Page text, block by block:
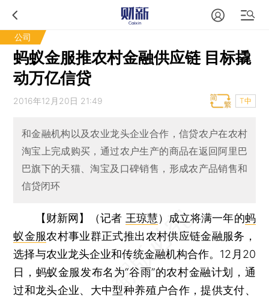
公司
蚂蚁金服推农村金融供应链 目标撬
动万亿信贷
2016年12月20日 21:49 T中
和金融机构以及农业龙头企业合作，信贷农户在农村
淘宝上完成购买，通过农户生产的商品在返回阿里巴
巴旗下的天猫、淘宝及口碑销售，形成农产品销售和
信贷闭环
【财新网】（记者 王琼慧） 成立将满一年的蚂
蚁金服农村事业群正式推出农村供应链金融服务，
选择与农业龙头企业和传统金融机构合作。12月20
日，蚂蚁金服发布名为“谷雨”的农村金融计划，通
过和龙头企业、大中型种养殖户合作，提供支付、